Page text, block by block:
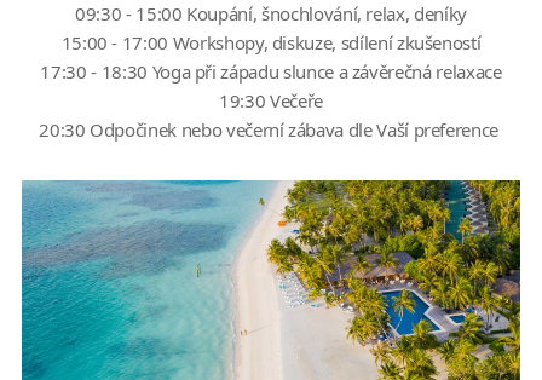
09:30 - 15:00 Koupání, šnochlování, relax, deníky
15:00 - 17:00 Workshopy, diskuze, sdílení zkušeností
17:30 - 18:30 Yoga při západu slunce a závěrečná relaxace
19:30 Večeře
20:30 Odpočinek nebo večerní zábava dle Vaší preference